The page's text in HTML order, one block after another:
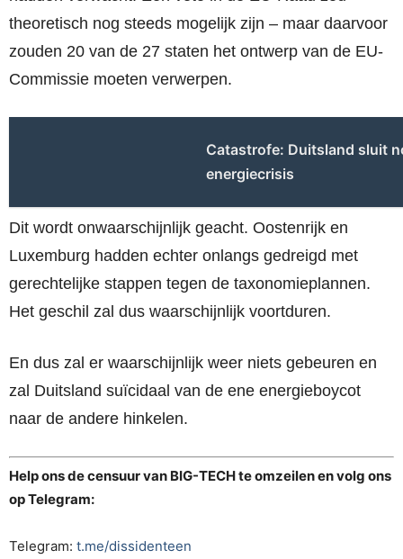
theoretisch nog steeds mogelijk zijn – maar daarvoor
zouden 20 van de 27 staten het ontwerp van de EU-
Commissie moeten verwerpen.
Catastrofe: Duitsland sluit
energiecrisis
Dit wordt onwaarschijnlijk geacht. Oostenrijk en
Luxemburg hadden echter onlangs gedreigd met
gerechtelijke stappen tegen de taxonomieplannen.
Het geschil zal dus waarschijnlijk voortduren.
En dus zal er waarschijnlijk weer niets gebeuren en
zal Duitsland suïcidaal van de ene energieboycot
naar de andere hinkelen.
Help ons de censuur van BIG-TECH te omzeilen en volg ons
op Telegram:
Telegram: t.me/dissidenteen